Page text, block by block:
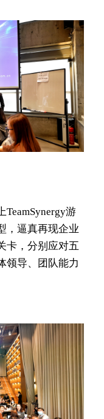
游
，逼真再现企业
卡，分别应对五
领导、团队能力